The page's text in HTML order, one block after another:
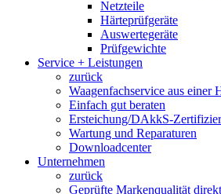
Netzteile
Härteprüfgeräte
Auswertegeräte
Prüfgewichte
Service + Leistungen
zurück
Waagenfachservice aus einer
Einfach gut beraten
Ersteichung/DAkkS-
Wartung und Reparaturen
Downloadcenter
Unternehmen
zurück
Geprüfte Markenqualität